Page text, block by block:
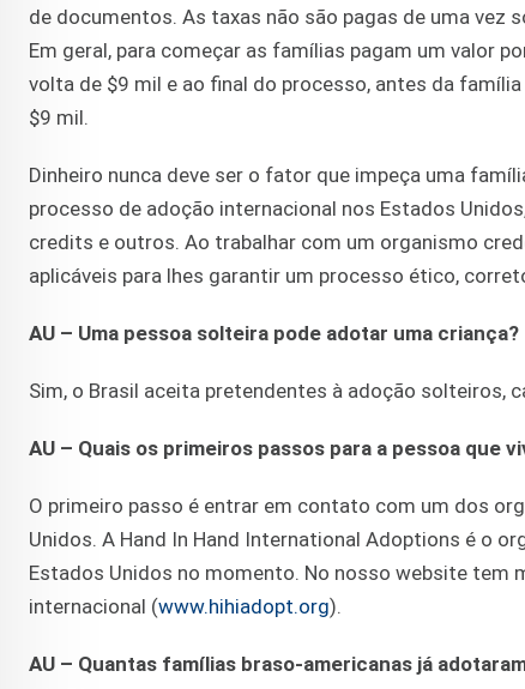
de documentos. As taxas não são pagas de uma vez
Em geral, para começar as famílias pagam um valor
volta de $9 mil e ao final do processo, antes da
$9 mil.
Dinheiro nunca deve ser o fator que impeça uma
processo de adoção internacional nos Estados
credits e outros. Ao trabalhar com um organismo
aplicáveis para lhes garantir um processo ético,
AU – Uma pessoa solteira pode adotar uma criança?
Sim, o Brasil aceita pretendentes à adoção solteiros,
AU – Quais os primeiros passos para a pessoa que
O primeiro passo é entrar em contato com um dos
Unidos. A Hand In Hand International Adoptions é o
Estados Unidos no momento. No nosso website tem
internacional (www.hihiadopt.org).
AU – Quantas famílias braso-americanas já